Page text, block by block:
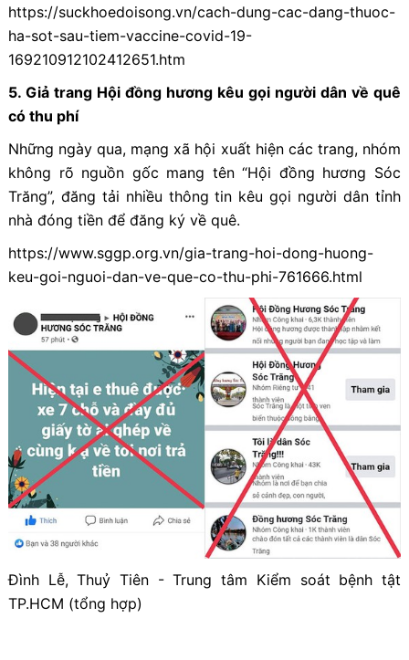
https://suckhoedoisong.vn/cach-dung-cac-dang-thuoc-
ha-sot-sau-tiem-vaccine-covid-19-
169210912102412651.htm
5. Giả trang Hội đồng hương kêu gọi người dân về quê
có thu phí
Những ngày qua, mạng xã hội xuất hiện các trang, nhóm
không rõ nguồn gốc mang tên “Hội đồng hương Sóc
Trăng”, đăng tải nhiều thông tin kêu gọi người dân tỉnh
nhà đóng tiền để đăng ký về quê.
https://www.sggp.org.vn/gia-trang-hoi-dong-huong-
keu-goi-nguoi-dan-ve-que-co-thu-phi-761666.html
Đình Lễ, Thuỷ Tiên - Trung tâm Kiểm soát bệnh tật
TP.HCM (tổng hợp)